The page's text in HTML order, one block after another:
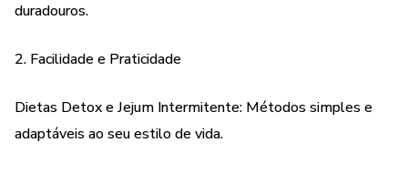
Este ebook não é apenas um guia de emagrecimento, mas
bem-estar. Comece hoje a trilhar o caminho para um corpo
duradouros.
2. Facilidade e Praticidade
Dietas Detox e Jejum Intermitente: Métodos simples e
adaptáveis ao seu estilo de vida.